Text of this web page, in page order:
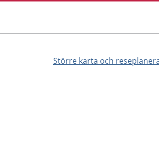
Större karta och